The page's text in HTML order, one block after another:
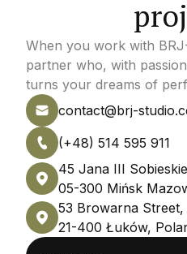
- kilka informacji o
Zanim jednak
otrzymasz od nas lista
do Twojego
prywatnych, jak i
Współpracujemy z
inwestorami,
architektonicznymi z
When you work with
partner who, with
turns your dreams of
contact@brj-
(+48) 514 595 911
45 Jana III
05-300 Mińsk
53 Browarna Street,
21-400 Łuków,